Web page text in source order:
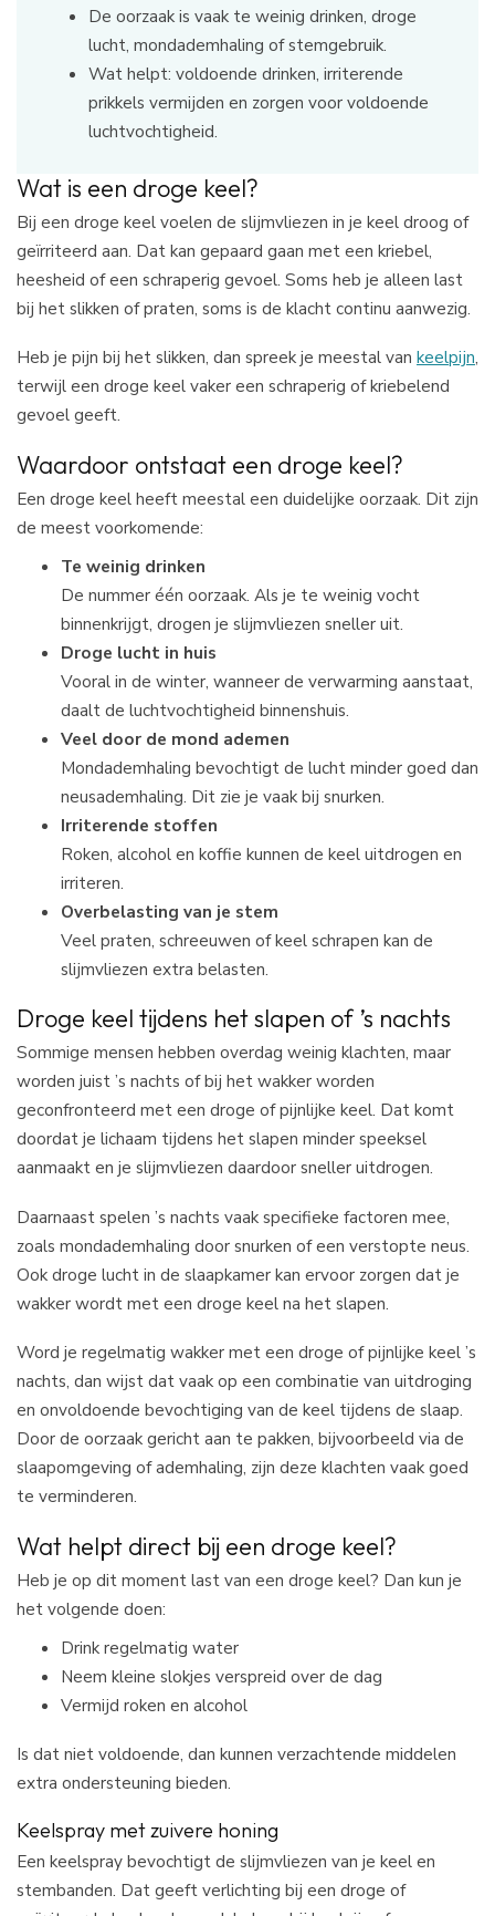
De oorzaak is vaak te weinig drinken, droge
lucht, mondademhaling of stemgebruik.
Wat helpt: voldoende drinken, irriterende
prikkels vermijden en zorgen voor voldoende
luchtvochtigheid.
Wat is een droge keel?
Bij een droge keel voelen de slijmvliezen in je keel droog of
geïrriteerd aan. Dat kan gepaard gaan met een kriebel,
heesheid of een schraperig gevoel. Soms heb je alleen last
bij het slikken of praten, soms is de klacht continu aanwezig.
Heb je pijn bij het slikken, dan spreek je meestal van keelpijn,
terwijl een droge keel vaker een schraperig of kriebelend
gevoel geeft.
Waardoor ontstaat een droge keel?
Een droge keel heeft meestal een duidelijke oorzaak. Dit zijn
de meest voorkomende:
Te weinig drinken
De nummer één oorzaak. Als je te weinig vocht
binnenkrijgt, drogen je slijmvliezen sneller uit.
Droge lucht in huis
Vooral in de winter, wanneer de verwarming aanstaat,
daalt de luchtvochtigheid binnenshuis.
Veel door de mond ademen
Mondademhaling bevochtigt de lucht minder goed dan
neusademhaling. Dit zie je vaak bij snurken.
Irriterende stoffen
Roken, alcohol en koffie kunnen de keel uitdrogen en
irriteren.
Overbelasting van je stem
Veel praten, schreeuwen of keel schrapen kan de
slijmvliezen extra belasten.
Droge keel tijdens het slapen of ’s nachts
Sommige mensen hebben overdag weinig klachten, maar
worden juist ’s nachts of bij het wakker worden
geconfronteerd met een droge of pijnlijke keel. Dat komt
doordat je lichaam tijdens het slapen minder speeksel
aanmaakt en je slijmvliezen daardoor sneller uitdrogen.
Daarnaast spelen ’s nachts vaak specifieke factoren mee,
zoals mondademhaling door snurken of een verstopte neus.
Ook droge lucht in de slaapkamer kan ervoor zorgen dat je
wakker wordt met een droge keel na het slapen.
Word je regelmatig wakker met een droge of pijnlijke keel ’s
nachts, dan wijst dat vaak op een combinatie van uitdroging
en onvoldoende bevochtiging van de keel tijdens de slaap.
Door de oorzaak gericht aan te pakken, bijvoorbeeld via de
slaapomgeving of ademhaling, zijn deze klachten vaak goed
te verminderen.
Wat helpt direct bij een droge keel?
Heb je op dit moment last van een droge keel? Dan kun je
het volgende doen:
Drink regelmatig water
Neem kleine slokjes verspreid over de dag
Vermijd roken en alcohol
Is dat niet voldoende, dan kunnen verzachtende middelen
extra ondersteuning bieden.
Keelspray met zuivere honing
Een keelspray bevochtigt de slijmvliezen van je keel en
stembanden. Dat geeft verlichting bij een droge of